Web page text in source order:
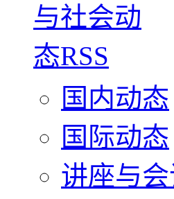
国内动态
国际动态
讲座与会